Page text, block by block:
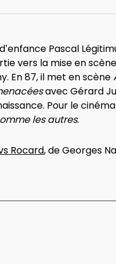
Pascal
vers la mise en
En 87, il met en scène
avec Gérard
Pour le
les autres.
Rocard, de Georges